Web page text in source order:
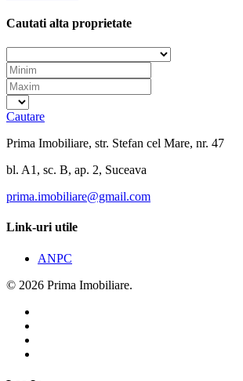
Cautati alta proprietate
Cautare
Prima Imobiliare, str. Stefan cel Mare, nr. 47
bl. A1, sc. B, ap. 2, Suceava
prima.imobiliare@gmail.com
Link-uri utile
ANPC
© 2026 Prima Imobiliare.